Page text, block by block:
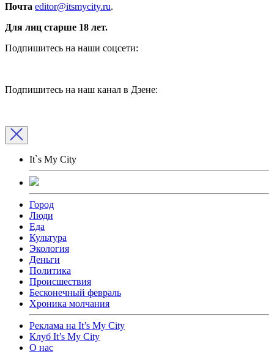
Почта editor@itsmycity.ru.
Для лиц старше 18 лет.
Подпишитесь на наши соцсети:
Подпишитесь на наш канал в Дзене:
It`s My City
Город
Люди
Еда
Культура
Экология
Деньги
Политика
Происшествия
Бесконечный февраль
Хроника молчания
Реклама на It’s My City
Клуб It’s My City
О нас